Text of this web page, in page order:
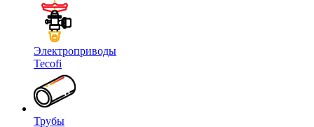
Электроприводы
Tecofi
Трубы